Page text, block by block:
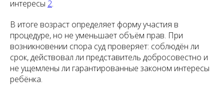
интересы 2.
В итоге возраст определяет форму участия в
процедуре, но не уменьшает объём прав. При
возникновении спора суд проверяет: соблюдён ли
срок, действовал ли представитель добросовестно и
не ущемлены ли гарантированные законом интересы
ребёнка.